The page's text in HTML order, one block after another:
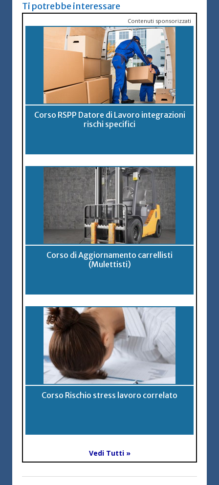
Ti potrebbe interessare
Contenuti sponsorizzati
Corso RSPP Datore di Lavoro integrazioni
rischi specifici
Corso di Aggiornamento carrellisti
(Mulettisti)
Corso Rischio stress lavoro correlato
Vedi Tutti »